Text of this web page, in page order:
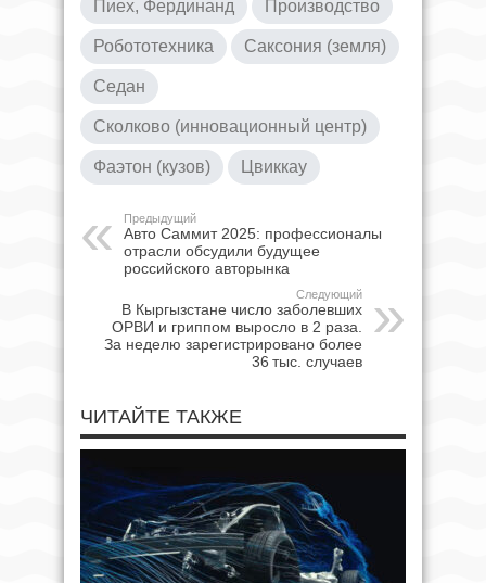
Пиех, Фердинанд Производство
Робототехника Саксония (земля)
Седан
Сколково (инновационный центр)
Фаэтон (кузов) Цвиккау
Предыдущий
Авто Саммит 2025: профессионалы
отрасли обсудили будущее
российского авторынка
Следующий
В Кыргызстане число заболевших
ОРВИ и гриппом выросло в 2 раза.
За неделю зарегистрировано более
36 тыс. случаев
ЧИТАЙТЕ ТАКЖЕ